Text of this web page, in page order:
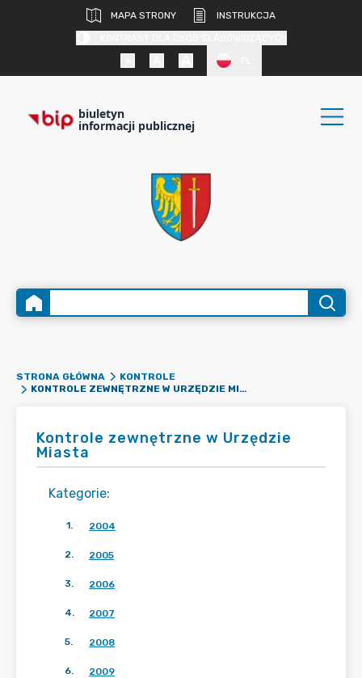
MAPA STRONY
INSTRUKCJA
biuletyn
informacji publicznej
STRONA GŁÓWNA
KONTROLE
KONTROLE ZEWNĘTRZNE W URZĘDZIE MIASTA
Kontrole zewnętrzne w Urzędzie
Miasta
Kategorie:
1. 2004
2. 2005
3. 2006
4. 2007
5. 2008
6. 2009